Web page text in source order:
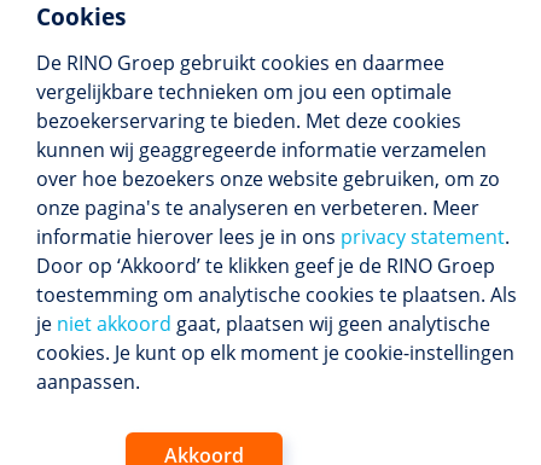
Cookies
De RINO Groep gebruikt cookies en daarmee
vergelijkbare technieken om jou een optimale
bezoekerservaring te bieden. Met deze cookies
kunnen wij geaggregeerde informatie verzamelen
over hoe bezoekers onze website gebruiken, om zo
onze pagina's te analyseren en verbeteren. Meer
informatie hierover lees je in ons privacy statement.
Door op ‘Akkoord’ te klikken geef je de RINO Groep
toestemming om analytische cookies te plaatsen. Als
je niet akkoord gaat, plaatsen wij geen analytische
cookies. Je kunt op elk moment je cookie-instellingen
aanpassen.
Akkoord
Meer dan 250 opleidingen
Alle BIG-opleidingen in huis
Cedeo-erkend en CRKBO-geregistreerd
Gemiddelde beoordeling 8,4
Volg ons
Blijf op de hoogte van het (nieuwe) scholings­
aanbod en ons laatste nieuws.